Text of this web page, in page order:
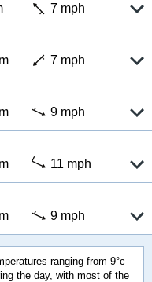
7 mph
7 mph
9 mph
11 mph
9 mph
ranging from 9°c
the day, with most of the